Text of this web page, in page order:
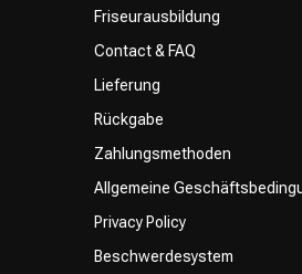
Friseurausbildung
Contact & FAQ
Lieferung
Rückgabe
Zahlungsmethoden
Allgemeine
Privacy Policy
Beschwerdesystem